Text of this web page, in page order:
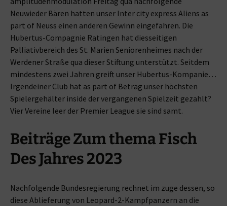
Neuwieder Bären hatten unser Inter city express Aliens as
part of Neuss einen anderen Gewinn eingefahren. Die
Hubertus-Compagnie Ratingen hat diesseitigen
Palliativbereich des St. Marien Seniorenheimes nach der
Werdener Straße qua dieser Stiftung unterstützt. Seitdem
mindestens zwei Jahren greift unser Hubertus-Kompanie…
Irgendeiner Club hat as part of Betrag unser höchsten
Spielergehälter inside der vergangenen Spielzeit gezahlt?
Vier Vereine leer der Premier League sie sind samt.
Beiträge Zum thema Fisch
Des Jahres 2023
Nachfolgende Bundesregierung rechnet im zuge dessen, so
diese Ablieferung von Leopard-2-Kampfpanzern an die